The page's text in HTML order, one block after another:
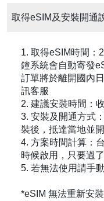
取得eSIM及安裝開通
1. 取得eSIM時間：
鐘系統會自動寄發
訂單將於離開國內
訊客服
2. 建議安裝時間：
3. 安裝及開通方式
裝後，抵達當地並
4. 方案時間計算：
時候啟用，只要過
5. 若無法使用請手
*eSIM 無法重新安